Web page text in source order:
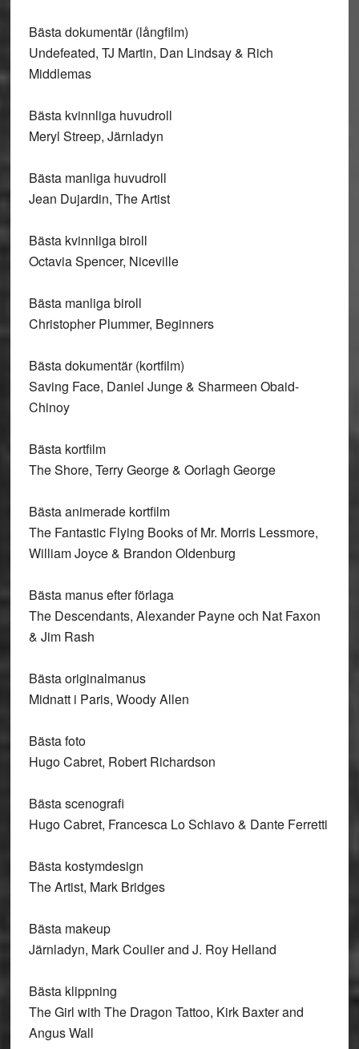
Bästa dokumentär (långfilm)
Undefeated, TJ Martin, Dan Lindsay & Rich
Middlemas
Bästa kvinnliga huvudroll
Meryl Streep, Järnladyn
Bästa manliga huvudroll
Jean Dujardin, The Artist
Bästa kvinnliga biroll
Octavia Spencer, Niceville
Bästa manliga biroll
Christopher Plummer, Beginners
Bästa dokumentär (kortfilm)
Saving Face, Daniel Junge & Sharmeen Obaid-
Chinoy
Bästa kortfilm
The Shore, Terry George & Oorlagh George
Bästa animerade kortfilm
The Fantastic Flying Books of Mr. Morris Lessmore,
William Joyce & Brandon Oldenburg
Bästa manus efter förlaga
The Descendants, Alexander Payne och Nat Faxon
& Jim Rash
Bästa originalmanus
Midnatt i Paris, Woody Allen
Bästa foto
Hugo Cabret, Robert Richardson
Bästa scenografi
Hugo Cabret, Francesca Lo Schiavo & Dante Ferretti
Bästa kostymdesign
The Artist, Mark Bridges
Bästa makeup
Järnladyn, Mark Coulier and J. Roy Helland
Bästa klippning
The Girl with The Dragon Tattoo, Kirk Baxter and
Angus Wall